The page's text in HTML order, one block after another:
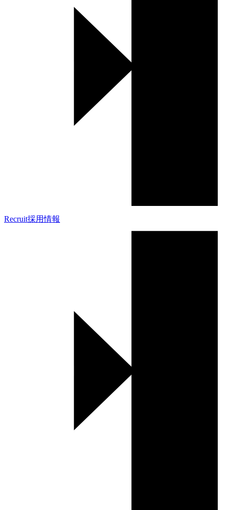
Recruit採用情報